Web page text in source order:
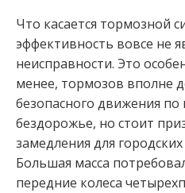
Что касается тормозной
эффективность вовсе не
неисправности. Это
менее, тормозов вполне
безопасного движения по
бездорожье, но стоит
замедления для
Большая масса
передние колеса